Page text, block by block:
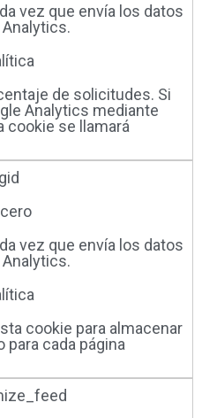
vez que envía los datos
Analytics.
de solicitudes. Si
Analytics mediante
cookie se llamará
vez que envía los datos
Analytics.
cookie para almacenar
para cada página